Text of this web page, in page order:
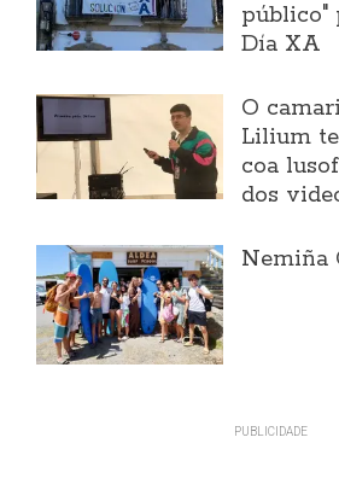
público"
Día XA
O
Lilium
coa
dos
Nemiña